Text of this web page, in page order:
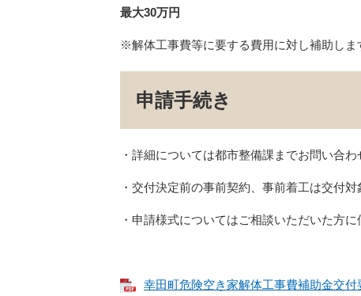
最大30万円
※解体工事費等に要する費用に対し補助しま
申請手続き
・詳細については都市整備課までお問い合わ
・交付決定前の事前契約、事前着工は交付
・申請様式についてはご相談いただいた方に
幸田町危険空き家解体工事費補助金交